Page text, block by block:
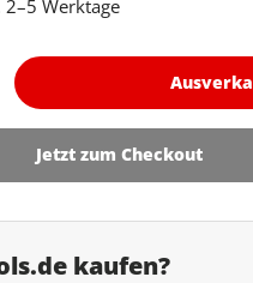
2–5 Werktage
erhöhen
Jetzt zum Checkout
kaufen?